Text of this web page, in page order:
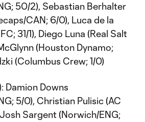
50/2), Sebastian Berhalter
CAN; 6/0), Luca de la
31/1), Diego Luna (Real Salt
(Houston Dynamo;
(Columbus Crew; 1/0)
Damion Downs
5/0), Christian Pulisic (AC
Sargent (Norwich/ENG;